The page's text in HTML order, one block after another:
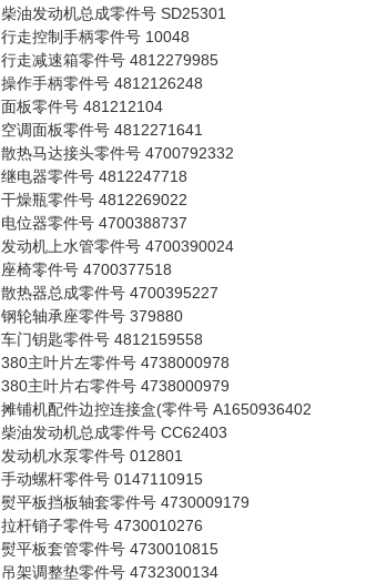
柴油发动机总成零件号 SD25301
行走控制手柄零件号 10048
行走减速箱零件号 4812279985
操作手柄零件号 4812126248
面板零件号 481212104
空调面板零件号 4812271641
散热马达接头零件号 4700792332
继电器零件号 4812247718
干燥瓶零件号 4812269022
电位器零件号 4700388737
发动机上水管零件号 4700390024
座椅零件号 4700377518
散热器总成零件号 4700395227
钢轮轴承座零件号 379880
车门钥匙零件号 4812159558
380主叶片左零件号 4738000978
380主叶片右零件号 4738000979
摊铺机配件边控连接盒(零件号 A1650936402
柴油发动机总成零件号 CC62403
发动机水泵零件号 012801
手动螺杆零件号 0147110915
熨平板挡板轴套零件号 4730009179
拉杆销子零件号 4730010276
熨平板套管零件号 4730010815
吊架调整垫零件号 4732300134